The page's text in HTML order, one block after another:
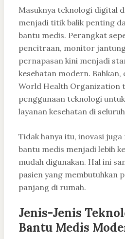
Masuknya teknologi digital
menjadi titik balik penting
bantu medis. Perangkat
pencitraan, monitor
pernapasan kini menjadi
kesehatan modern.
World Health Organization
penggunaan teknologi
layanan kesehatan di
Tidak hanya itu, inovasi
bantu medis menjadi lebih
mudah digunakan. Hal ini
pasien yang membutuhkan
panjang di rumah.
Jenis-Jenis
Bantu Medis